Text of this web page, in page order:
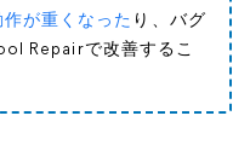
が重くなった り、バグ
Repairで改善するこ